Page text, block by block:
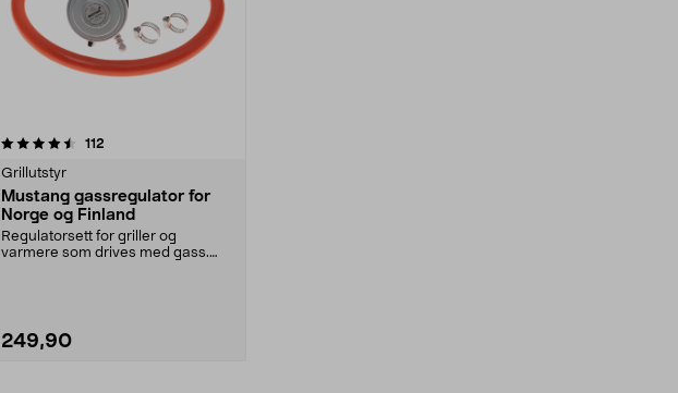
112
Grillutstyr
Mustang gassregulator for
Norge og Finland
Regulatorsett for griller og
varmere som drives med gass.
249,90